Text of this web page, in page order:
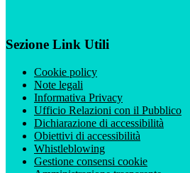
Sezione Link Utili
Cookie policy
Note legali
Informativa Privacy
Ufficio Relazioni con il Pubblico
Dichiarazione di accessibilità
Obiettivi di accessibilità
Whistleblowing
Gestione consensi cookie